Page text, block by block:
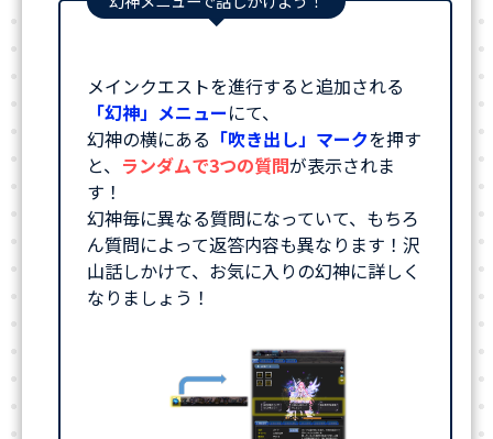
メインクエストを進行すると追加される
「幻神」メニューにて、
幻神の横にある 「吹き出し」マークを押す
と、 ランダムで3つの質問が表示されま
す！
幻神毎に異なる質問になっていて、もちろ
ん質問によって返答内容も異なります！沢
山話しかけて、お気に入りの幻神に詳しく
なりましょう！